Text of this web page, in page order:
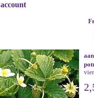
account